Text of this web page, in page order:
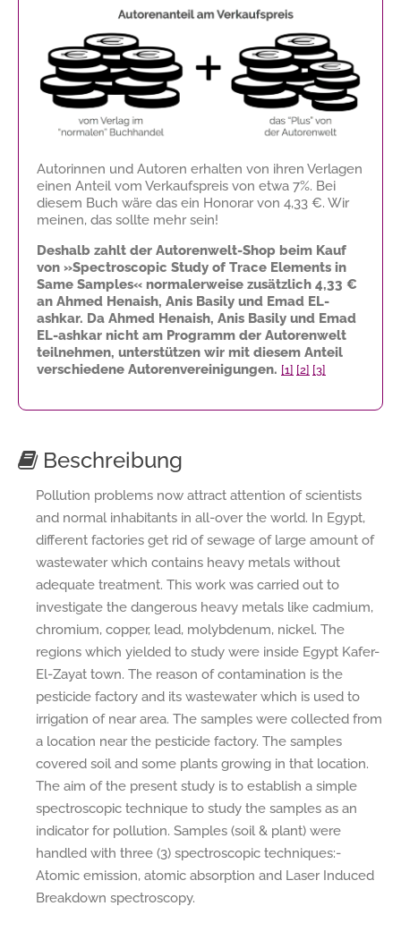
Autorinnen und Autoren erhalten von ihren Verlagen
einen Anteil vom Verkaufspreis von etwa 7%. Bei
diesem Buch wäre das ein Honorar von 4,33 €. Wir
meinen, das sollte mehr sein!
Deshalb zahlt der Autorenwelt-Shop beim Kauf
von »Spectroscopic Study of Trace Elements in
Same Samples« normalerweise zusätzlich 4,33 €
an Ahmed Henaish, Anis Basily und Emad EL-
ashkar. Da Ahmed Henaish, Anis Basily und Emad
EL-ashkar nicht am Programm der Autorenwelt
teilnehmen, unterstützen wir mit diesem Anteil
verschiedene Autorenvereinigungen. [1] [2] [3]
Beschreibung
Pollution problems now attract attention of scientists
and normal inhabitants in all-over the world. In Egypt,
different factories get rid of sewage of large amount of
wastewater which contains heavy metals without
adequate treatment. This work was carried out to
investigate the dangerous heavy metals like cadmium,
chromium, copper, lead, molybdenum, nickel. The
regions which yielded to study were inside Egypt Kafer-
El-Zayat town. The reason of contamination is the
pesticide factory and its wastewater which is used to
irrigation of near area. The samples were collected from
a location near the pesticide factory. The samples
covered soil and some plants growing in that location.
The aim of the present study is to establish a simple
spectroscopic technique to study the samples as an
indicator for pollution. Samples (soil & plant) were
handled with three (3) spectroscopic techniques:-
Atomic emission, atomic absorption and Laser Induced
Breakdown spectroscopy.